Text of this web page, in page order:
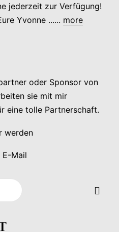
jederzeit zur Verfügung!
Yvonne ...... more
oder Sponsor von
sie mit mir
eine tolle Partnerschaft.
werden
Mail